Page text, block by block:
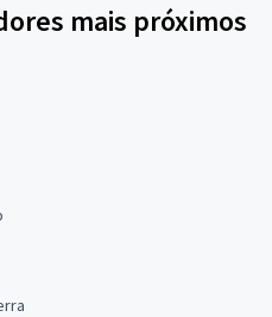
mais próximos